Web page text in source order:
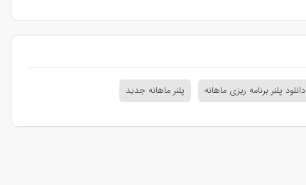
دانلود پلنر برنامه ریزی ماهانه پلنر ماهانه جدید